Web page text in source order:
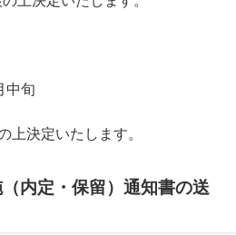
中旬
上決定いたします。
内定・保留）通知書の送